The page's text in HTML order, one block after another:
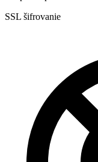
SSL šifrovanie